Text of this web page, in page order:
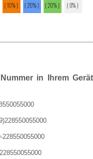
in Ihrem Gerät
228550055000